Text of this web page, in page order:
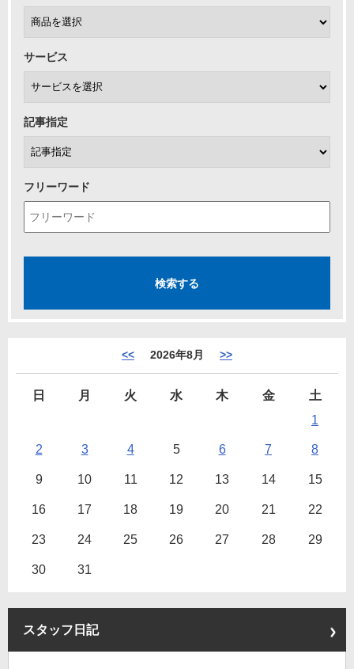
サービス
記事指定
フリーワード
<< 2026年8月 >>
日 月 火 水 木 金
土
1
2 3 4 5 6 7 8
9 10 11 12 13 14 15
16 17 18 19 20 21 22
23 24 25 26 27 28 29
30 31
スタッフ日記